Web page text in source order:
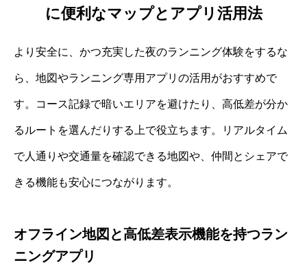
に便利なマップとアプリ活用法
より安全に、かつ充実した夜のランニング体験をするな
ら、地図やランニング専用アプリの活用がおすすめで
す。コース記録で暗いエリアを避けたり、高低差が分か
るルートを選んだりする上で役立ちます。リアルタイム
で人通りや交通量を確認できる地図や、仲間とシェアで
きる機能も安心につながります。
オフライン地図と高低差表示機能を持つラン
ニングアプリ